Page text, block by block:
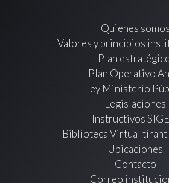
Quienes somos
Valores y principios
Plan
Plan Operativo
Ley Ministerio
Legislaciones
Instructivos
Biblioteca Virtual tirant
Ubicaciones
Contacto
Correo